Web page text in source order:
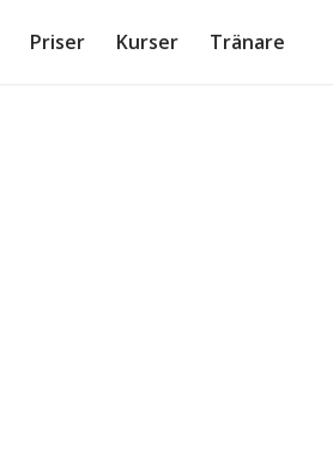
Priser Kurser Tränare